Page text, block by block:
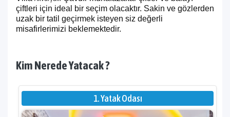
çiftleri için ideal bir seçim olacaktır. Sakin ve gözlerden
uzak bir tatil geçirmek isteyen siz değerli
misafirlerimizi beklemektedir.
Kim Nerede Yatacak ?
1. Yatak Odası